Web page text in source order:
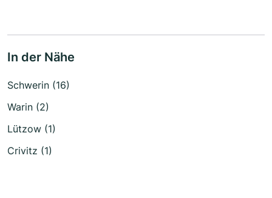
In der Nähe
Schwerin (16)
Warin (2)
Lützow (1)
Crivitz (1)